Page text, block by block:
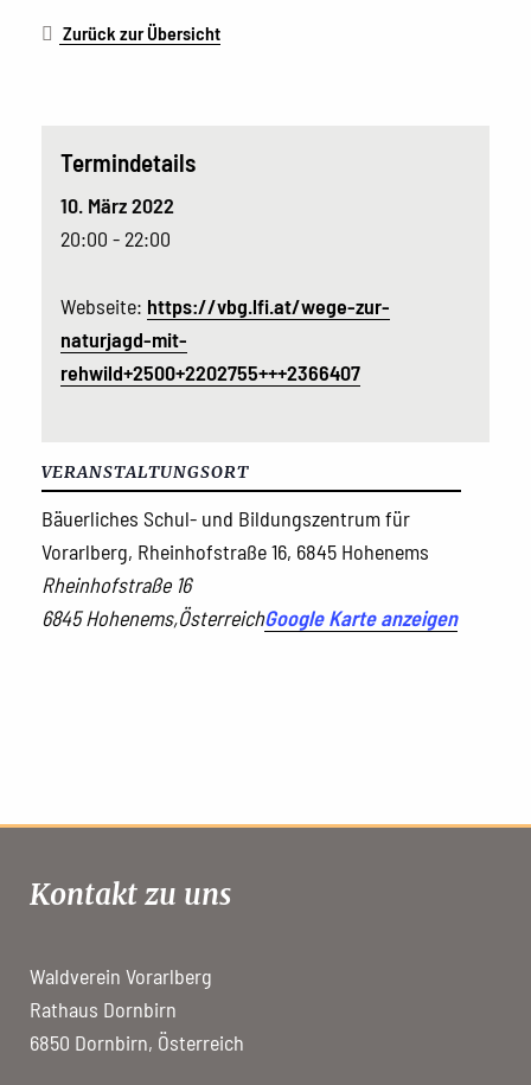
Zurück zur Übersicht
Termindetails
10. März 2022
20:00 - 22:00
Webseite: https://vbg.lfi.at/wege-zur-
naturjagd-mit-
rehwild+2500+2202755+++2366407
VERANSTALTUNGSORT
Bäuerliches Schul- und Bildungszentrum für
Vorarlberg, Rheinhofstraße 16, 6845 Hohenems
Rheinhofstraße 16
6845 Hohenems,ÖsterreichGoogle Karte anzeigen
Kontakt zu uns
Waldverein Vorarlberg
Rathaus Dornbirn
6850 Dornbirn, Österreich